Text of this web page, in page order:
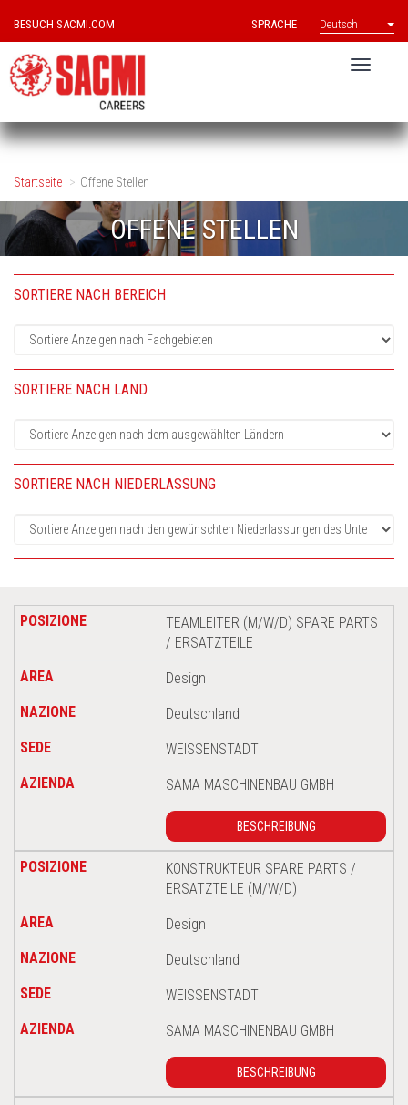
BESUCH SACMI.COM SPRACHE Deutsch
Startseite Offene Stellen
OFFENE STELLEN
SORTIERE NACH BEREICH
SORTIERE NACH LAND
SORTIERE NACH NIEDERLASSUNG
TEAMLEITER (M/W/D) SPARE PARTS
/ ERSATZTEILE
Design
Deutschland
WEISSENSTADT
SAMA MASCHINENBAU GMBH
BESCHREIBUNG
KONSTRUKTEUR SPARE PARTS /
ERSATZTEILE (M/W/D)
Design
Deutschland
WEISSENSTADT
SAMA MASCHINENBAU GMBH
BESCHREIBUNG